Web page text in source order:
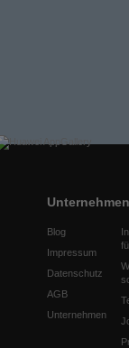
Unternehmen
Blog
Impressum
Datenschutz
AGB
Unternehmen